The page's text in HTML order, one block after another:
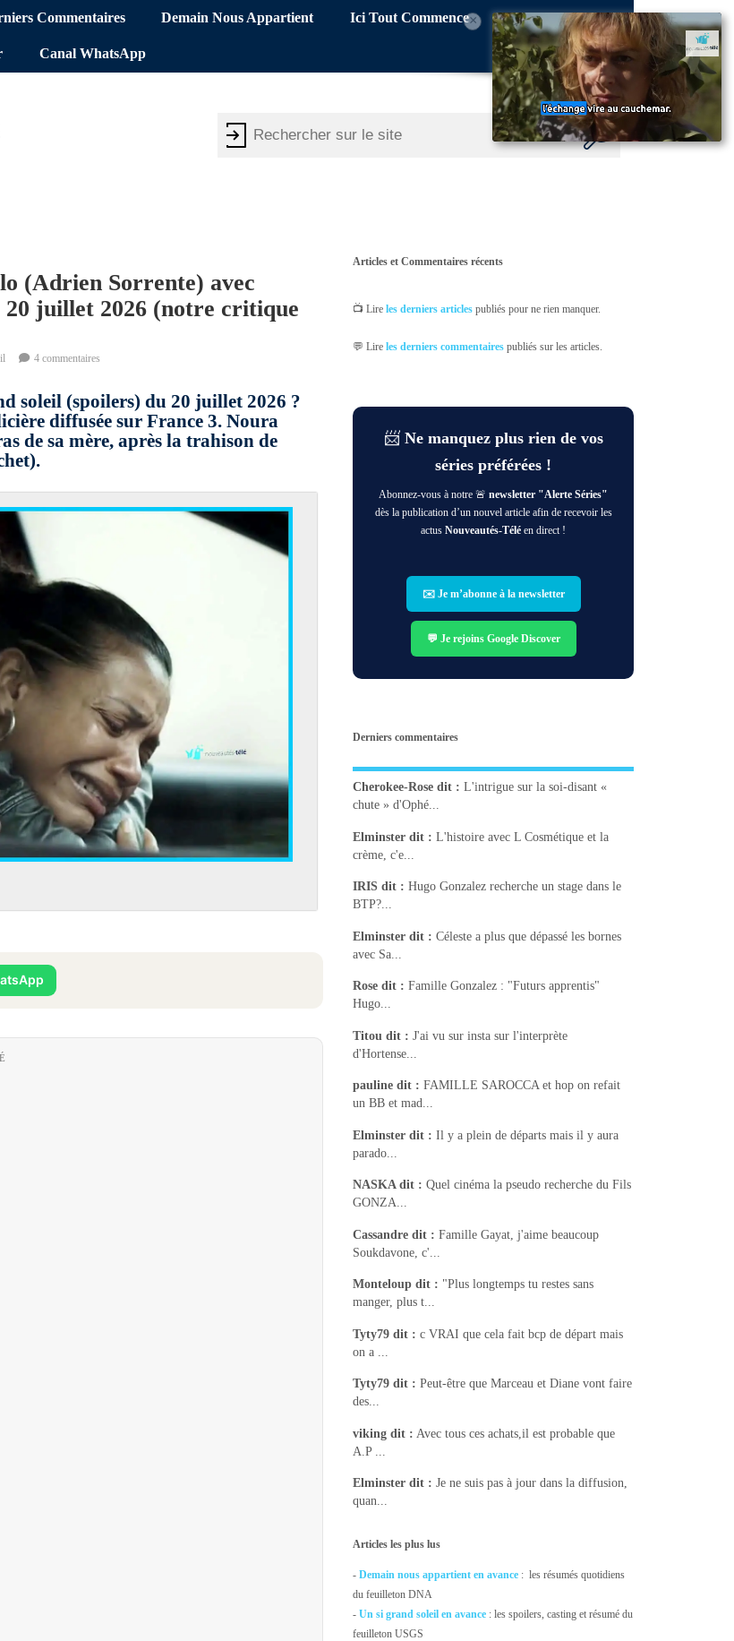
Commentaires Demain Nous Appartient Ici Tout Commence
Canal WhatsApp
(Adrien Sorrente) avec
juillet 2026 (notre critique
4 commentaires
soleil (spoilers) du 20 juillet 2026 ?
diffusée sur France 3. Noura
de sa mère, après la trahison de
×
Articles et Commentaires récents
📺 Lireles derniers articles publiés pour ne rien manquer.
💬 Lireles derniers commentaires publiés sur les articles.
📨 Ne manquez plus rien de vos
séries préférées !
Abonnez-vous à notre 🚨newsletter "Alerte Séries"
dès la publication d’un nouvel article afin de recevoir les
actusNouveautés-Télé en direct !
✉️ Je m’abonne à la newsletter
💬 Je rejoins Google Discover
Derniers commentaires
Cherokee-Rose dit : L'intrigue sur la soi-disant «
chute » d'Ophé...
Elminster dit : L'histoire avec L Cosmétique et la
crème, c'e...
IRIS dit : Hugo Gonzalez recherche un stage dans le
BTP?...
Elminster dit : Céleste a plus que dépassé les bornes
avec Sa...
Rose dit : Famille Gonzalez : "Futurs apprentis"
Hugo...
Titou dit : J'ai vu sur insta sur l'interprète
d'Hortense...
pauline dit : FAMILLE SAROCCA et hop on refait
un BB et mad...
Elminster dit : Il y a plein de départs mais il y aura
parado...
NASKAdit : Quel cinéma la pseudo recherche du Fils
GONZA...
Cassandre dit : Famille Gayat, j'aime beaucoup
Soukdavone, c'...
Monteloup dit : "Plus longtemps tu restes sans
manger, plus t...
Tyty79 dit : c VRAI que cela fait bcp de départ mais
on a ...
Tyty79 dit : Peut-être que Marceau et Diane vont faire
des...
viking dit : Avec tous ces achats,il est probable que
A.P ...
Elminster dit : Je ne suis pas à jour dans la diffusion,
quan...
Articles les plus lus
-Demain nous appartient en avance : les résumés quotidiens
du feuilleton DNA
-Un si grand soleil en avance : les spoilers, casting et résumé du
feuilleton USGS